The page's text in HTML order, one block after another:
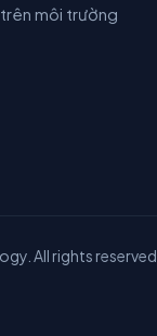
môi trường
All rights reserved.